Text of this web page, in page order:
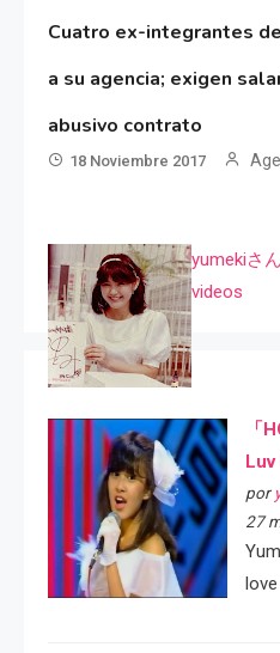
Cuatro ex-integrantes
a su agencia; exigen
abusivo contrato
18 Noviembre 2017
yumekiさ
videos
「
por
27
love